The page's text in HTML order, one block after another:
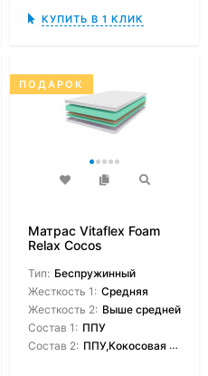
КУПИТЬ В 1 КЛИК
ПОДАРОК
Матрас Vitaflex Foam
Relax Cocos
Тип: Беспружинный
Жесткость 1: Средняя
Жесткость 2: Выше средней
Состав 1: ППУ
Состав 2: ППУ,Кокосовая койра